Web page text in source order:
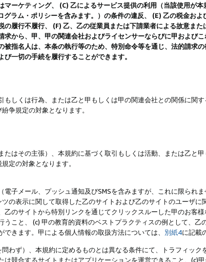
ーケティング、 (C) 乙によるサービス提供の利用（当該使用が
ラム・ポリシーを含みます。）の条件の違反、 (E) 乙の税金お
履行不履行、 (F) 乙、乙の従業員または下請業者による故意ま
から、甲、甲の関連会社およびライセンサーならびに甲および
指名人は、本条の執行等のため、特別命令等を通じ、法的請求
一切の手続を履行することができます。
しくは行為、または乙と甲もしくは甲の関連会社との関係に関
争規定の対象となります。
はその主張）、本規約に基づく取引もしくは活動、または乙と
定の対象となります。
子メール、プッシュ通知及びSMSを含みますが、これに限られ
の表示に関して取得した乙のサイトおよび乙のサイトのユーザ
のサイトから特別リンクを通じてクリックスルーした甲のお客
こと、 (c) 甲の教育的資料のベストプラクティスの例として、乙
きます。甲による個人情報の取扱方法については、 別紙4に記載
わず）、本規約に定めるものとは異なる条件にて、トラフィック
競合するサイトまたはアプリケーションを運営できること、(c)